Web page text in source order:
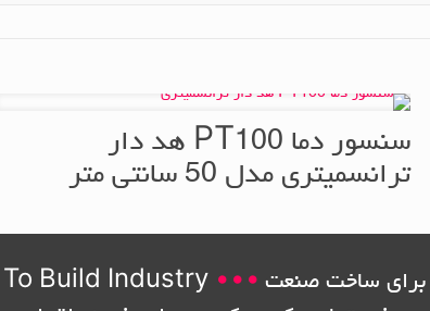
سنسور دما PT100 هد دار
ترانسمیتری مدل 50 سانتی متر
برای ساخت صنعت •••
Build Industry